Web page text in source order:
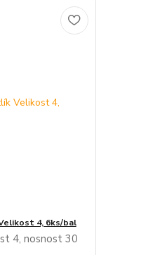
4, 6ks/bal
4, nosnost 30